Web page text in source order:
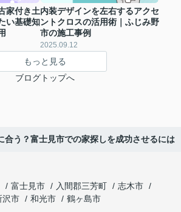
家付き土
い基礎知
内装デザインを左右するアクセ
ントクロスの活用術｜ふじみ野
市の施工事例
2025.09.12
もっと見る
ブログトップへ
う？富士見市での家探しを成功させるには
富士見市 入間郡三芳町
志木市
沢市 和光市
鶴ヶ島市